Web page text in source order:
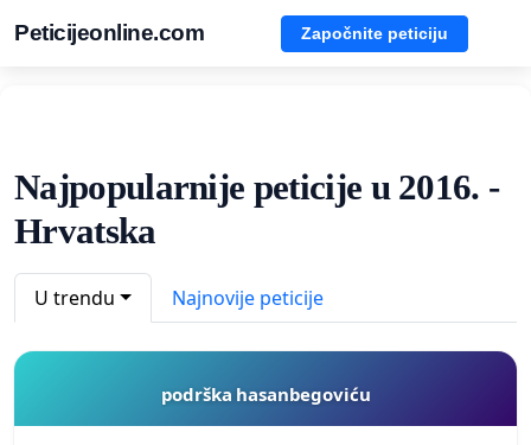
Peticijeonline.com Započnite peticiju
Najpopularnije peticije u 2016. -
Hrvatska
U trendu Najnovije peticije
podrška hasanbegoviću